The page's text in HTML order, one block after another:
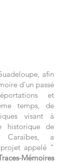
afin
d'un passé
et
temps, de
visant à
historique de
a
appelé "
Mémoires